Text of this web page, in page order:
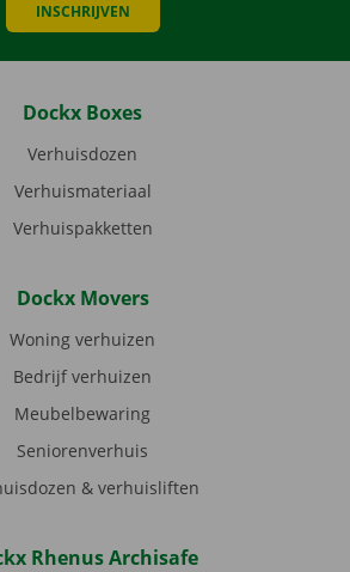
INSCHRIJVEN
Dockx Boxes
Verhuisdozen
Verhuismateriaal
Verhuispakketten
Dockx Movers
Woning verhuizen
Bedrijf verhuizen
Meubelbewaring
Seniorenverhuis
& verhuisliften
Rhenus Archisafe